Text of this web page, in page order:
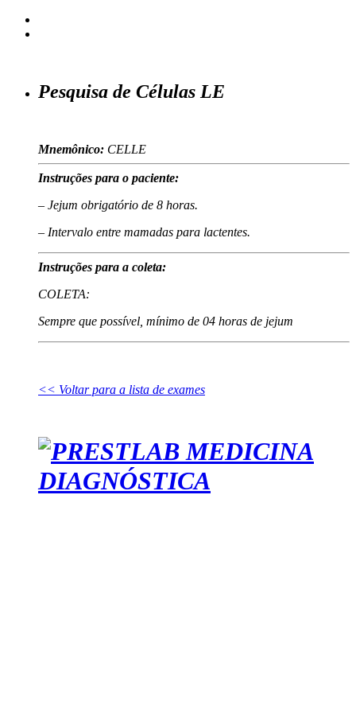
Pesquisa de Células LE
Mnemônico: CELLE
Instruções para o paciente:
– Jejum obrigatório de 8 horas.
– Intervalo entre mamadas para lactentes.
Instruções para a coleta:
COLETA:
Sempre que possível, mínimo de 04 horas de jejum
<< Voltar para a lista de exames